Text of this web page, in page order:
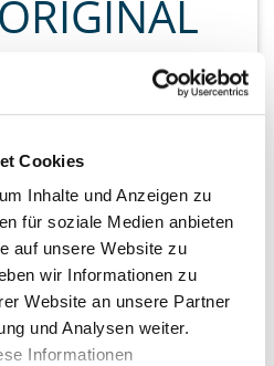
Cookies
Inhalte und Anzeigen zu
für soziale Medien anbieten
auf unsere Website zu
wir Informationen zu
Website an unsere Partner
und Analysen weiter.
Informationen
PLUS TAS, CATALOGI,
WEBSHOP.
PRIJS €